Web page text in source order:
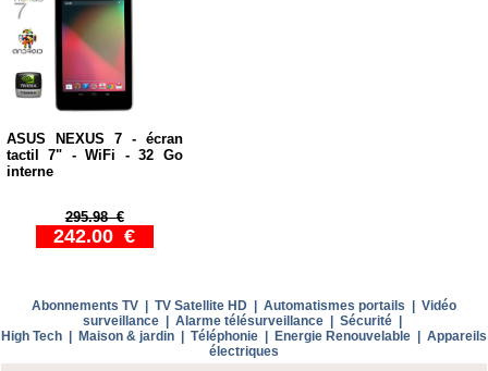
ASUS NEXUS 7 - écran
tactil 7" - WiFi - 32 Go
interne
295.98 €
242.00 €
Abonnements TV| TV Satellite HD| Automatismes portails | Vidéo
surveillance| Alarme télésurveillance| Sécurité|
High Tech| Maison & jardin| Téléphonie| Energie Renouvelable| Appareils
électriques